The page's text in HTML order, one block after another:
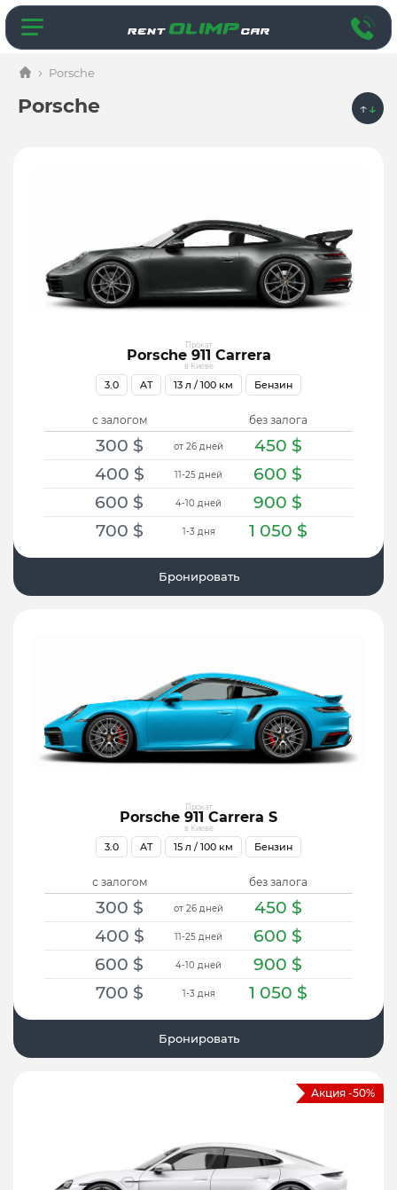
Porsche
Porsche ↑↓
Прокат
Porsche 911 Carrera
в Киеве
с залогом
от 26 дней
300 $
11-25 дней
400 $
4-10 дней
600 $
1-3 дня
700 $
без залога
450 $
600 $
900 $
1 050 $
3.0 AT 13 л / 100 км Бензин
Бронировать
Прокат
Porsche 911 Carrera S
в Киеве
с залогом
от 26 дней
300 $
11-25 дней
400 $
4-10 дней
600 $
1-3 дня
700 $
без залога
450 $
600 $
900 $
1 050 $
3.0 AT 15 л / 100 км Бензин
Бронировать
Акция -50%